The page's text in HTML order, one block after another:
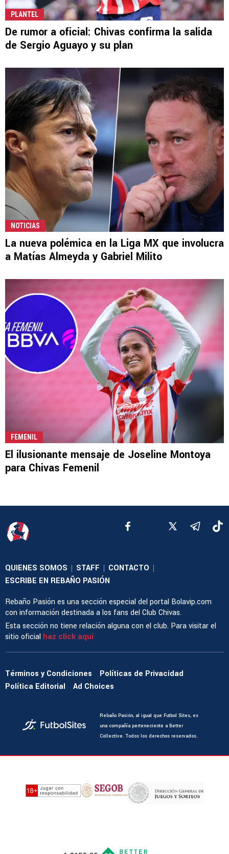
PLANTEL
De rumor a oficial: Chivas confirma la salida
de Sergio Aguayo y su plan
NOTICIAS
La nueva polémica en la Liga MX que involucra
a Matías Almeyda y Gabriel Milito
FEMENIL
El ilusionante mensaje de Joseline Montoya
para Chivas Femenil
QUIENES SOMOS | STAFF | CONTACTO |
ESCRIBE EN REBAÑO PASIÓN
Rebaño Pasión es una sección especial del portal Bolavip.com
con información destinada a los fans del Club Chivas.
Esta sección no tiene relación alguna con el club. Para visitar el
sitio oficial haz click aquí
Términos y Condiciones
Políticas de Privacidad
Política Editorial
Ad Choices
Rebaño Pasión, al igual que Futbol Sites, es
una compañía perteneciente a Better
Collective. Todos los derechos reservados.